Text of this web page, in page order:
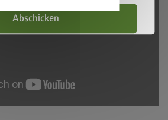
Abschicken